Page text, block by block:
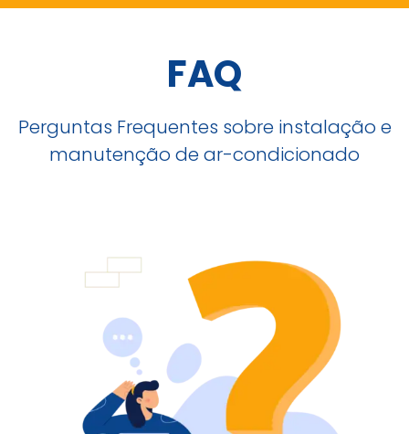
FAQ
Perguntas Frequentes sobre instalação e
manutenção de ar-condicionado